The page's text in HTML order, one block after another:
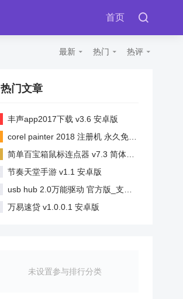
首页
最新 热门 热评
热门文章
丰声app2017下载 v3.6 安卓版
corel painter 2018 注册机 永久免费版
简单百宝箱鼠标连点器 v7.3 简体中文绿色免费版
节奏天堂手游 v1.1 安卓版
usb hub 2.0万能驱动 官方版_支持win7
万易速贷 v1.0.0.1 安卓版
未设置参与排行分类